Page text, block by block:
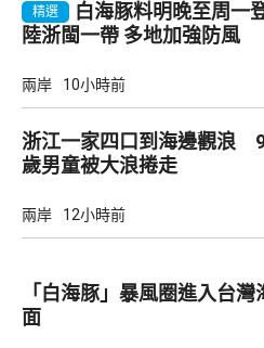
精選
白海豚料明晚至周一
陸浙閩一帶 多地加強防風
兩岸 10小時前
浙江一家四口到海邊觀浪
歲男童被大浪捲走
兩岸 12小時前
「白海豚」暴風圈進入台灣
面